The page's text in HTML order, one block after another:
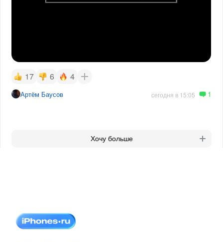
17 6 4
Артём Баусов сегодня в 15:05 1
Хочу больше